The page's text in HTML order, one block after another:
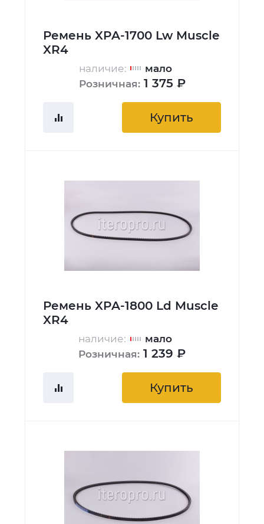
Ремень XPA-1700 Lw Muscle
XR4
наличие:
мало
Розничная:1 375 ₽
Купить
Ремень XPA-1800 Ld Muscle
XR4
наличие:
мало
Розничная: 1 239 ₽
Купить